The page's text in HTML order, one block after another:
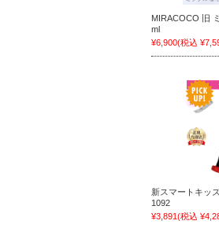
MIRACOCO 旧
ml
¥6,900(税込
新スマートキッ
1092
¥3,891(税込